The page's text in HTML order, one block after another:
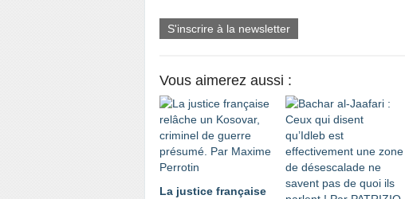
S'inscrire à la newsletter
Vous aimerez aussi :
La justice française